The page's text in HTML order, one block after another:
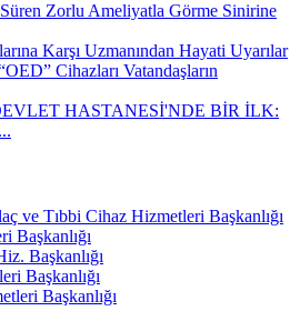
Süren Zorlu Ameliyatla Görme Sinirine
Karşı Uzmanından Hayati Uyarılar
Cihazları Vatandaşların
HASTANESİ'NDE BİR İLK:
ve Tıbbi Cihaz Hizmetleri Başkanlığı
Başkanlığı
Başkanlığı
Başkanlığı
Başkanlığı